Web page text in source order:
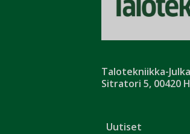
Talotekniikka-
Sitratori 5, 00420
Uutiset